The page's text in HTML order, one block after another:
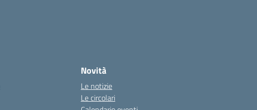
Novità
Le notizie
Le circolari